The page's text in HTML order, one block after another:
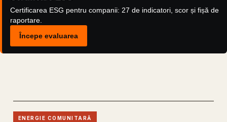
Certificarea ESG pentru companii: 27 de indicatori, scor și fișă de
raportare.
Începe evaluarea
ENERGIE COMUNITARĂ